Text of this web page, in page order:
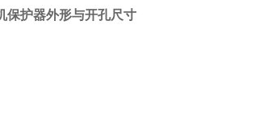
保护器外形与开孔尺寸